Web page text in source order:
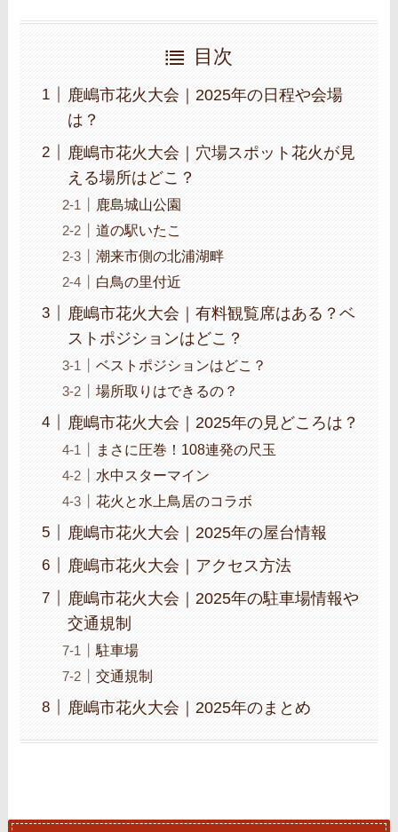
目次
鹿嶋市花火大会｜2025年の日程や会場
は？
鹿嶋市花火大会｜穴場スポット花火が見
える場所はどこ？
鹿島城山公園
道の駅いたこ
潮来市側の北浦湖畔
白鳥の里付近
鹿嶋市花火大会｜有料観覧席はある？ベ
ストポジションはどこ？
ベストポジションはどこ？
場所取りはできるの？
鹿嶋市花火大会｜2025年の見どころは？
まさに圧巻！108連発の尺玉
水中スターマイン
花火と水上鳥居のコラボ
鹿嶋市花火大会｜2025年の屋台情報
鹿嶋市花火大会｜アクセス方法
鹿嶋市花火大会｜2025年の駐車場情報や
交通規制
駐車場
交通規制
鹿嶋市花火大会｜2025年のまとめ